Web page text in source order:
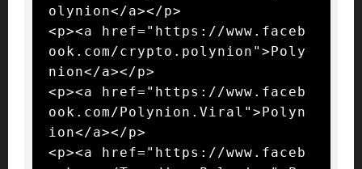
olynion</a></p>
<p><a href="https://www.faceb
ook.com/crypto.polynion">Poly
nion</a></p>
<p><a href="https://www.faceb
ook.com/Polynion.Viral">Polyn
ion</a></p>
<p><a href="https://www.faceb